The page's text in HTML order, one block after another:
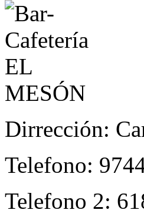
Dirrección:
Telefono:
Telefono 2: